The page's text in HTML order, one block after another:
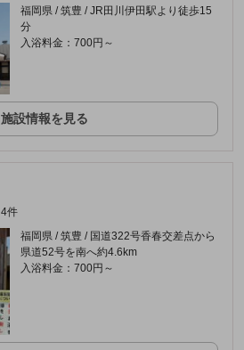
福岡県 / 筑豊 / JR田川伊田駅より徒歩15
分
入浴料金：700円～
施設情報を見る
4件
福岡県 / 筑豊 / 国道322号香春交差点から
県道52号を南へ約4.6km
入浴料金：700円～